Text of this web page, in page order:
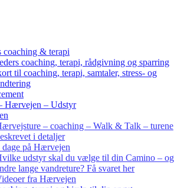
coaching & terapi
coaching, terapi, rådgivning og sparring
til coaching, terapi, samtaler, stress- og
Hærvejen – Udstyr
– coaching – Walk & Talk – turene
i detaljer
dage på Hærvejen
udstyr skal du vælge til din Camino – og
lange vandreture? Få svaret her
fra Hærvejen